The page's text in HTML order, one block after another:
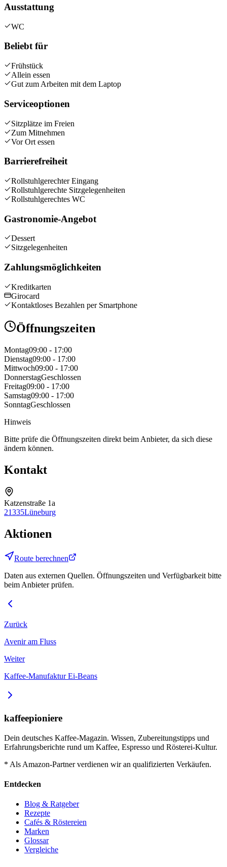
Ausstattung
WC
Beliebt für
Frühstück
Allein essen
Gut zum Arbeiten mit dem Laptop
Serviceoptionen
Sitzplätze im Freien
Zum Mitnehmen
Vor Ort essen
Barrierefreiheit
Rollstuhlgerechter Eingang
Rollstuhlgerechte Sitzgelegenheiten
Rollstuhlgerechtes WC
Gastronomie-Angebot
Dessert
Sitzgelegenheiten
Zahlungsmöglichkeiten
Kreditkarten
Girocard
Kontaktloses Bezahlen per Smartphone
Öffnungszeiten
Montag09:00 - 17:00
Dienstag09:00 - 17:00
Mittwoch09:00 - 17:00
DonnerstagGeschlossen
Freitag09:00 - 17:00
Samstag09:00 - 17:00
SonntagGeschlossen
Hinweis
Bitte prüfe die Öffnungszeiten direkt beim Anbieter, da sich diese
ändern können.
Kontakt
Katzenstraße 1a
21335Lüneburg
Aktionen
Route berechnen
Daten aus externen Quellen. Öffnungszeiten und Verfügbarkeit bitte
beim Anbieter prüfen.
Zurück
Avenir am Fluss
Weiter
Kaffee-Manufaktur Ei-Beans
kaffeepioniere
Dein deutsches Kaffee-Magazin. Wissen, Zubereitungstipps und
Erfahrungsberichte rund um Kaffee, Espresso und Rösterei-Kultur.
* Als Amazon-Partner verdienen wir an qualifizierten Verkäufen.
Entdecken
Blog & Ratgeber
Rezepte
Cafés & Röstereien
Marken
Glossar
Vergleiche